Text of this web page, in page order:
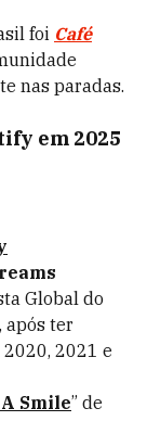
foi Café
nas paradas.
em 2025
Global do
após ter
2021 e
Smile” de